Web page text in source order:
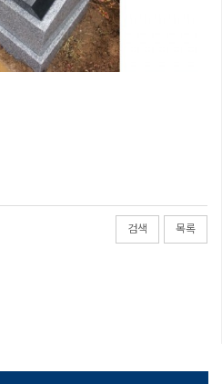
검색 목록